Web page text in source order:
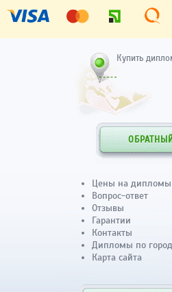
Купить
Цены на дипломы
Вопрос-ответ
Отзывы
Гарантии
Контакты
Дипломы по
Карта сайта